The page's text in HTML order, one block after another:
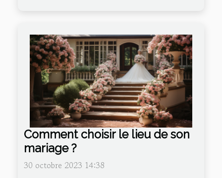
Comment choisir le lieu de son
mariage ?
30 octobre 2023 14:38